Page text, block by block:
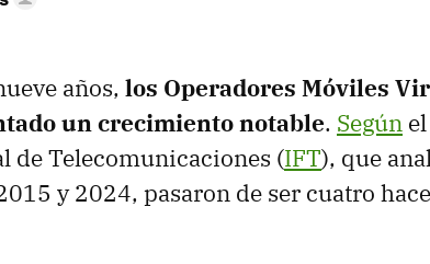
años, los Operadores Móviles
un crecimiento notable. Según
de Telecomunicaciones (IFT), que
y 2024, pasaron de ser cuatro